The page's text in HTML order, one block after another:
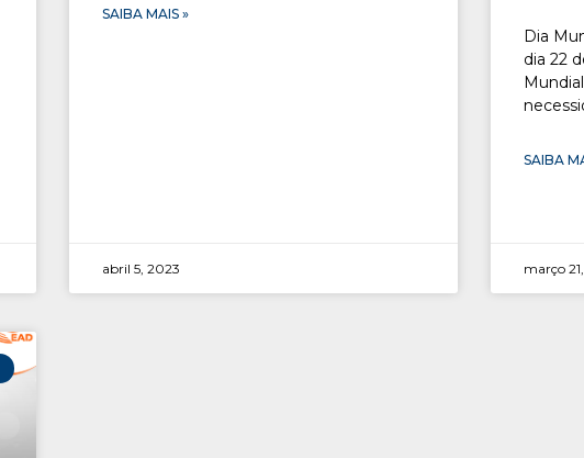
SAIBA MAIS »
abril 5, 2023
Dia
dia 22
SAIBA
março